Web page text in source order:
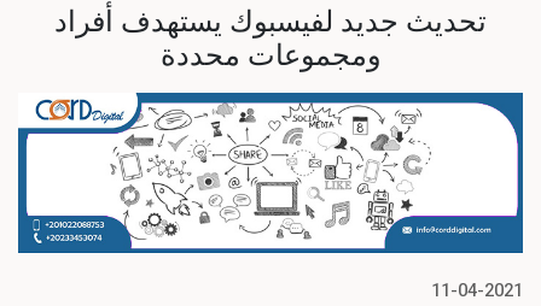
تحديث جديد لفيسبوك يستهدف أفراد
ومجموعات محددة
11-04-2021